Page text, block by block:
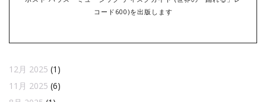
コード600)を出版します
12月 2025 (1)
11月 2025 (6)